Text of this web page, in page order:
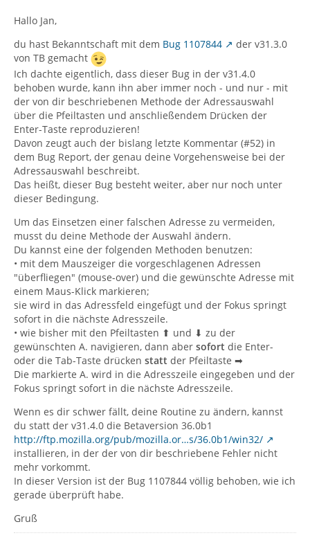
Hallo Jan,
du hast Bekanntschaft mit dem Bug 1107844
der v31.3.0
von TB gemacht
Ich dachte eigentlich, dass dieser Bug in der v31.4.0
behoben wurde, kann ihn aber immer noch - und nur - mit
der von dir beschriebenen Methode der Adressauswahl
über die Pfeiltasten und anschließendem Drücken der
Enter-Taste reproduzieren!
Davon zeugt auch der bislang letzte Kommentar (#52) in
dem Bug Report, der genau deine Vorgehensweise bei der
Adressauswahl beschreibt.
Das heißt, dieser Bug besteht weiter, aber nur noch unter
dieser Bedingung.
Um das Einsetzen einer falschen Adresse zu vermeiden,
musst du deine Methode der Auswahl ändern.
Du kannst eine der folgenden Methoden benutzen:
• mit dem Mauszeiger die vorgeschlagenen Adressen
"überfliegen" (mouse-over) und die gewünschte Adresse mit
einem Maus-Klick markieren;
sie wird in das Adressfeld eingefügt und der Fokus springt
sofort in die nächste Adresszeile.
• wie bisher mit den Pfeiltasten ⬆︎ und ⬇︎ zu der
gewünschten A. navigieren, dann aber sofort die Enter-
oder die Tab-Taste drücken statt der Pfeiltaste ➡︎
Die markierte A. wird in die Adresszeile eingegeben und der
Fokus springt sofort in die nächste Adresszeile.
Wenn es dir schwer fällt, deine Routine zu ändern, kannst
du statt der v31.4.0 die Betaversion 36.0b1
http://ftp.mozilla.org/pub/mozilla.or…s/36.0b1/win32/
installieren, in der der von dir beschriebene Fehler nicht
mehr vorkommt.
In dieser Version ist der Bug 1107844 völlig behoben, wie ich
gerade überprüft habe.
Gruß